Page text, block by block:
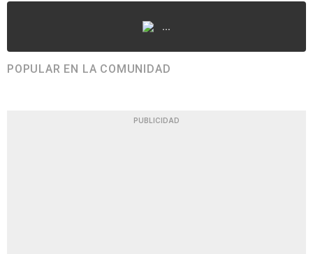
...
POPULAR EN LA COMUNIDAD
PUBLICIDAD